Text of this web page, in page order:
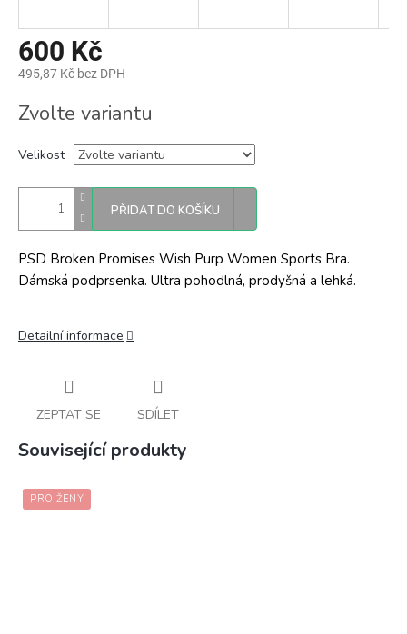
600 Kč
495,87 Kč bez DPH
cena:
Zvolte variantu
Velikost
PŘIDAT DO KOŠÍKU
PSD Broken Promises Wish Purp Women Sports Bra.
Dámská podprsenka. Ultra pohodlná, prodyšná a lehká.
Detailní informace
ZEPTAT SE SDÍLET
Související produkty
PRO ŽENY